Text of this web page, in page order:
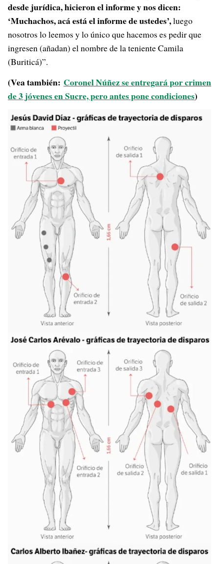
desde jurídica, hicieron el informe y nos dicen:
‘Muchachos, acá está el informe de ustedes’,luego
nosotros lo leemos y lo único que hacemos es pedir que
ingresen (añadan) el nombre de la teniente Camila
(Buriticá)”.
(Vea también: Coronel Núñez se entregará por crimen
de 3 jóvenes en Sucre, pero antes pone condiciones)